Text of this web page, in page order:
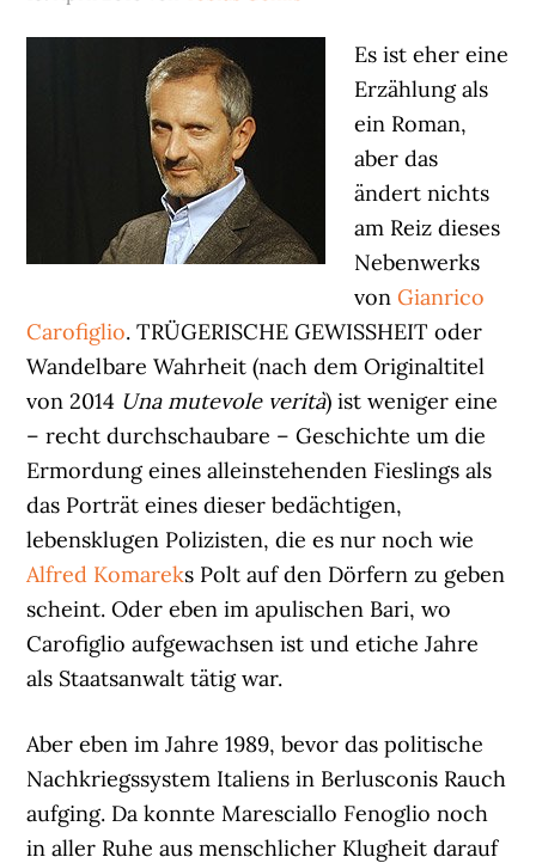
Es ist eher eine
Erzählung als
ein Roman,
aber das
ändert nichts
am Reiz dieses
Nebenwerks
vonGianrico
Carofiglio. TRÜGERISCHE GEWISSHEIT oder
Wandelbare Wahrheit (nach dem Originaltitel
von 2014 Una mutevole verità) ist weniger eine
– recht durchschaubare – Geschichte um die
Ermordung eines alleinstehenden Fieslings als
das Porträt eines dieser bedächtigen,
lebensklugen Polizisten, die es nur noch wie
Alfred Komareks Polt auf den Dörfern zu geben
scheint. Oder eben im apulischen Bari, wo
Carofiglio aufgewachsen ist und etiche Jahre
als Staatsanwalt tätig war.
Aber eben im Jahre 1989, bevor das politische
Nachkriegssystem Italiens in Berlusconis Rauch
aufging. Da konnte Maresciallo Fenoglio noch
in aller Ruhe aus menschlicher Klugheit darauf